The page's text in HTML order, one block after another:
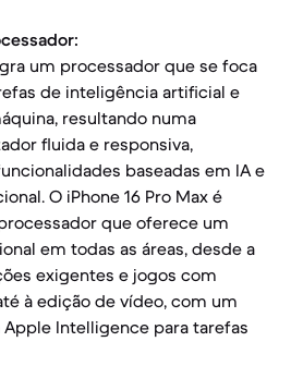
um processador que se foca
de inteligência artificial e
resultando numa
fluida e responsiva,
baseadas em IA e
O iPhone 16 Pro Max é
que oferece um
em todas as áreas, desde a
exigentes e jogos com
à edição de vídeo, com um
Intelligence para tarefas